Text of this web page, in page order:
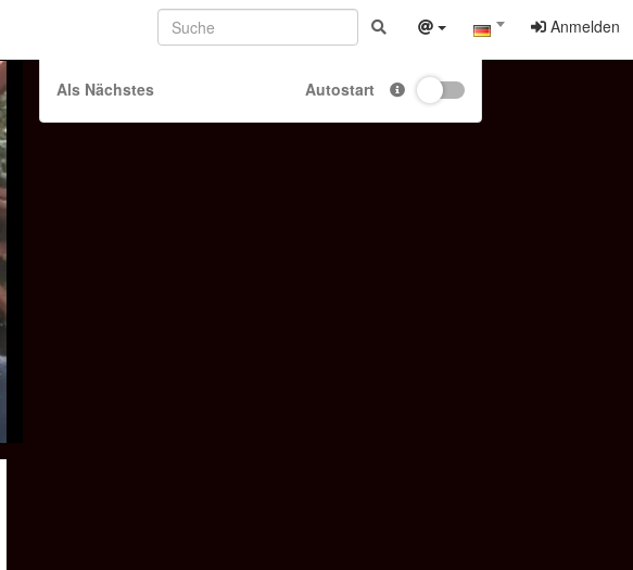
Anmelden
Als Nächstes Autostart